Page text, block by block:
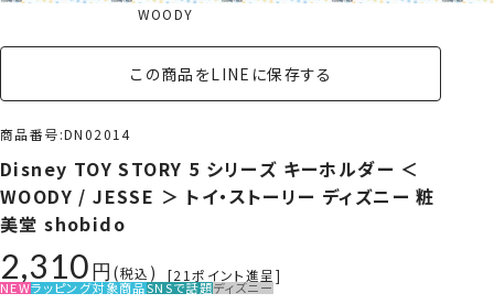
WOODY
この商品をLINEに保存する
商品番号 DN02014
Disney TOY STORY 5 シリーズ キーホルダー ＜
WOODY / JESSE ＞ トイ・ストーリー ディズニー 粧
美堂 shobido
2,310 税込 [21ポイント進呈]
NEWラッピング対象商品SNSで話題ディズニー